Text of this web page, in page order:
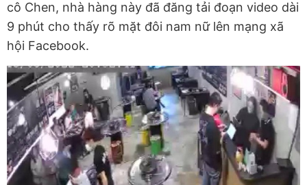
cô Chen, nhà hàng này đã đăng tải đoạn video dài
9 phút cho thấy rõ mặt đôi nam nữ lên mạng xã
hội Facebook.